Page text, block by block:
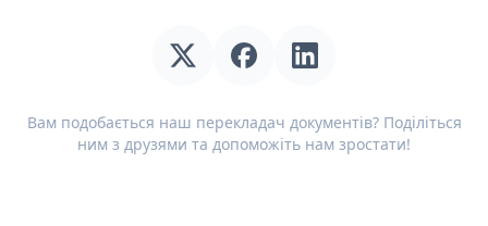
Вам подобається наш перекладач документів? Поділіться
ним з друзями та допоможіть нам зростати!